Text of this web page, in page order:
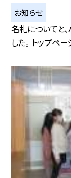
お知らせ
名札についてと
した。 トップペ